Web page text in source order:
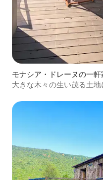
モナシア・ドレーヌの一軒
大きな木々の生い茂る土地